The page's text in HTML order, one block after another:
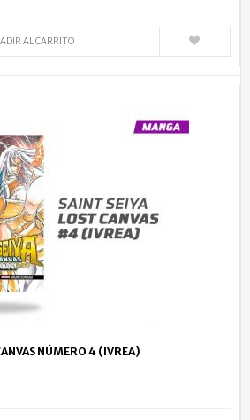
AL CARRITO
NÚMERO 4 (IVREA)